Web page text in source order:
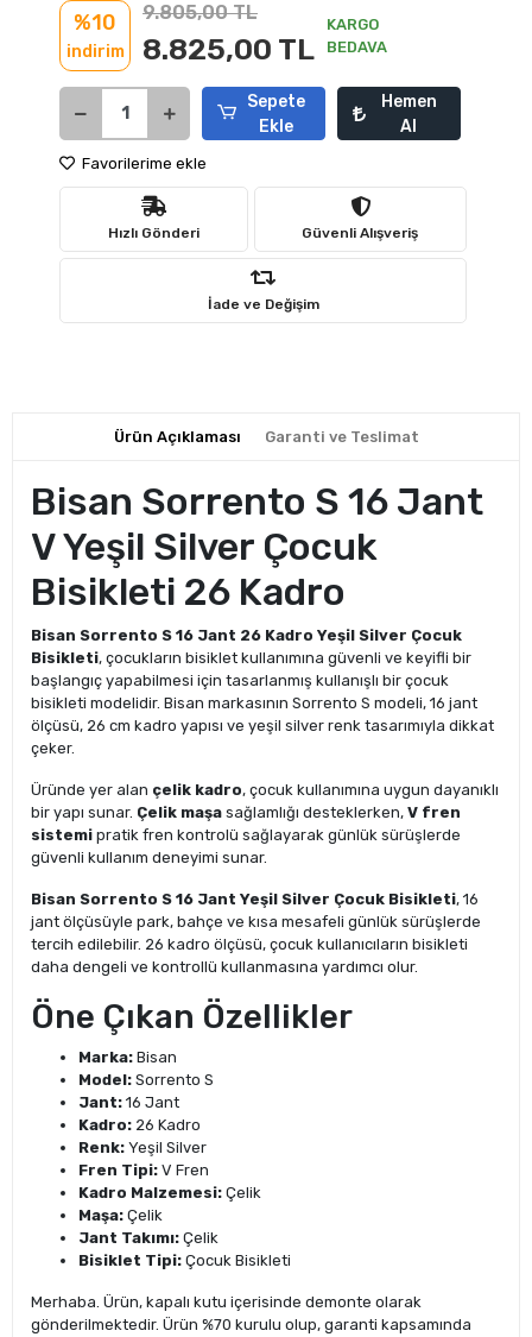
%10
indirim
9.805,00 TL
8.825,00 TL
KARGO
BEDAVA
Sepete
Ekle
Hemen
Al
Favorilerime ekle
Hızlı Gönderi Güvenli Alışveriş
İade ve Değişim
Ürün Açıklaması Garanti ve Teslimat
Bisan Sorrento S 16 Jant
V Yeşil Silver Çocuk
Bisikleti 26 Kadro
Bisan Sorrento S 16 Jant 26 Kadro Yeşil Silver Çocuk
Bisikleti, çocukların bisiklet kullanımına güvenli ve keyifli bir
başlangıç yapabilmesi için tasarlanmış kullanışlı bir çocuk
bisikleti modelidir. Bisan markasının Sorrento S modeli, 16 jant
ölçüsü, 26 cm kadro yapısı ve yeşil silver renk tasarımıyla dikkat
çeker.
Üründe yer alan çelik kadro, çocuk kullanımına uygun dayanıklı
bir yapı sunar. Çelik maşa sağlamlığı desteklerken, V fren
sistemi pratik fren kontrolü sağlayarak günlük sürüşlerde
güvenli kullanım deneyimi sunar.
Bisan Sorrento S 16 Jant Yeşil Silver Çocuk Bisikleti, 16
jant ölçüsüyle park, bahçe ve kısa mesafeli günlük sürüşlerde
tercih edilebilir. 26 kadro ölçüsü, çocuk kullanıcıların bisikleti
daha dengeli ve kontrollü kullanmasına yardımcı olur.
Öne Çıkan Özellikler
Marka: Bisan
Model: Sorrento S
Jant: 16 Jant
Kadro: 26 Kadro
Renk: Yeşil Silver
Fren Tipi: V Fren
Kadro Malzemesi: Çelik
Maşa: Çelik
Jant Takımı: Çelik
Bisiklet Tipi: Çocuk Bisikleti
Merhaba. Ürün, kapalı kutu içerisinde demonte olarak
gönderilmektedir. Ürün %70 kurulu olup, garanti kapsamında